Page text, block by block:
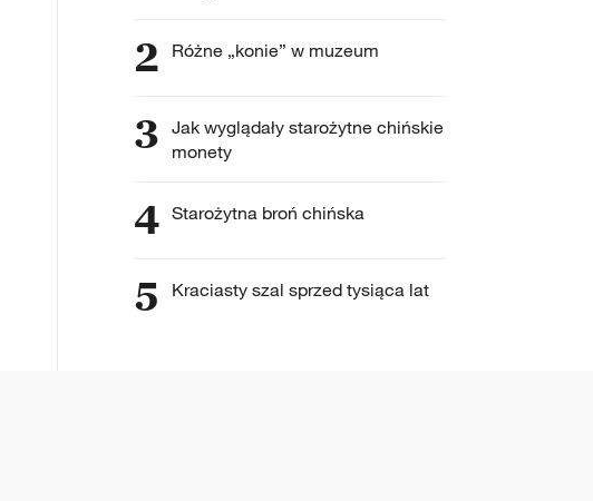
2 Różne „konie” w muzeum
3 Jak wyglądały starożytne chińskie
monety
4 Starożytna broń chińska
5 Kraciasty szal sprzed tysiąca lat